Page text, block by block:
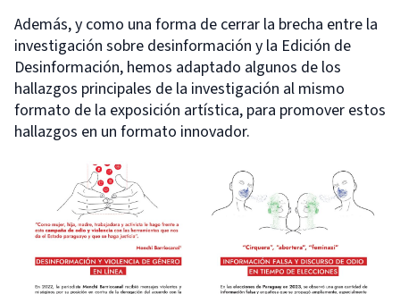
Además, y como una forma de cerrar la brecha entre la
investigación sobre desinformación y la Edición de
Desinformación, hemos adaptado algunos de los
hallazgos principales de la investigación al mismo
formato de la exposición artística, para promover estos
hallazgos en un formato innovador.